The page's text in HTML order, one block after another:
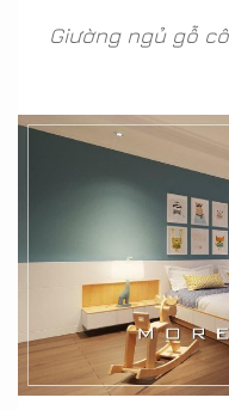
Giường ngủ gỗ